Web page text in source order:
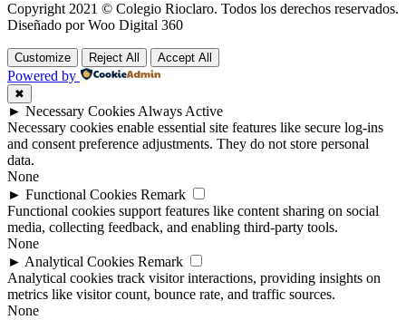
Copyright 2021 © Colegio Rioclaro. Todos los derechos reservados.
Diseñado por Woo Digital 360
Customize Reject All Accept All
Powered by
✖
► Necessary Cookies Always Active
Necessary cookies enable essential site features like secure log-ins
and consent preference adjustments. They do not store personal
data.
None
► Functional Cookies Remark
Functional cookies support features like content sharing on social
media, collecting feedback, and enabling third-party tools.
None
► Analytical Cookies Remark
Analytical cookies track visitor interactions, providing insights on
metrics like visitor count, bounce rate, and traffic sources.
None